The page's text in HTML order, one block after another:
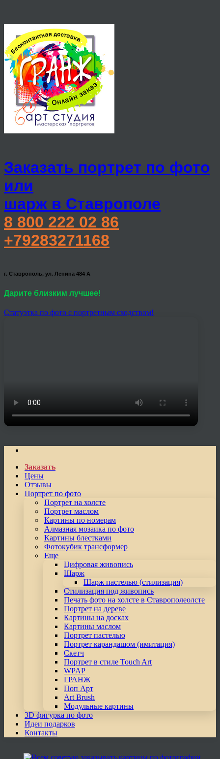
Заказать портрет по фото
или
шарж в Ставрополе
8 800 222 02 86
+79283271168
г. Ставрополь, ул. Ленина 484 А
Дарите близким лучшее!
Статуэтка по фото с портретным сходством!
Заказать
Цены
Отзывы
Портрет по фото
Портрет на холсте
Портрет маслом
Картины по номерам
Алмазная мозаика по фото
Картины блестками
Фотокубик трансформер
Еще
Цифровая живопись
Шарж
Шарж пастелью (стилизация)
Стилизация под живопись
Печать фото на холсте в Ставрополеолсте
Портрет на дереве
Картины на досках
Картины маслом
Портрет пастелью
Портрет карандашом (имитация)
Скетч
Портрет в стиле Touch Art
WPAP
ГРАНЖ
Поп Арт
Art Brush
Модульные картины
3D фигурка по фото
Идеи подарков
Контакты